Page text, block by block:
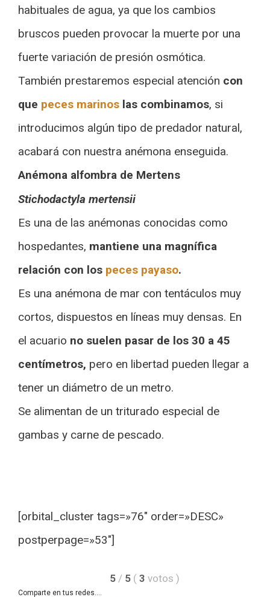
habituales de agua, ya que los cambios
bruscos pueden provocar la muerte por una
fuerte variación de presión osmótica.
También prestaremos especial atención con
que peces marinos las combinamos, si
introducimos algún tipo de predador natural,
acabará con nuestra anémona enseguida.
Anémona alfombra de Mertens
Stichodactyla mertensii
Es una de las anémonas conocidas como
hospedantes, mantiene una magnífica
relación con los peces payaso.
Es una anémona de mar con tentáculos muy
cortos, dispuestos en líneas muy densas. En
el acuario no suelen pasar de los 30 a 45
centímetros, pero en libertad pueden llegar a
tener un diámetro de un metro.
Se alimentan de un triturado especial de
gambas y carne de pescado.
[orbital_cluster tags=»76″ order=»DESC»
postperpage=»53″]
5 / 5 ( 3 votos )
Comparte en tus redes....